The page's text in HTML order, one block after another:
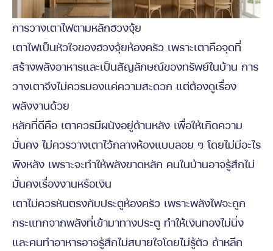
การวางเตาไฟตามหลักฮวงจุ้ย
เตาไฟเป็นหัวใจของฮวงจุ้ยห้องครัว เพราะเตาคือจุดที่
สร้างพลังอาหารและเป็นสัญลักษณ์ของทรัพย์ในบ้าน การ
วางเตาจึงไม่ควรมองแค่ความสะดวก แต่ต้องดูเรื่อง
พลังงานด้วย
หลักที่ดีคือ เตาควรมีผนังอยู่ด้านหลัง เพื่อให้เกิดความ
มั่นคง ไม่ควรวางเตาไว้กลางห้องแบบลอย ๆ โดยไม่มีอะไร
พิงหลัง เพราะจะทำให้พลังขาดหลัก คนในบ้านอาจรู้สึกไม่
มั่นคงเรื่องงานหรือเงิน
เตาไม่ควรหันตรงกับประตูห้องครัว เพราะพลังไฟจะถูก
กระแทกจากพลังที่เข้ามาทางประตู ทำให้เงินทองไม่นิ่ง
และคนทำอาหารอาจรู้สึกไม่สบายใจโดยไม่รู้ตัว ถ้าหลีก